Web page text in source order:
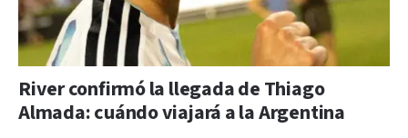
River confirmó la llegada de Thiago
Almada: cuándo viajará a la Argentina